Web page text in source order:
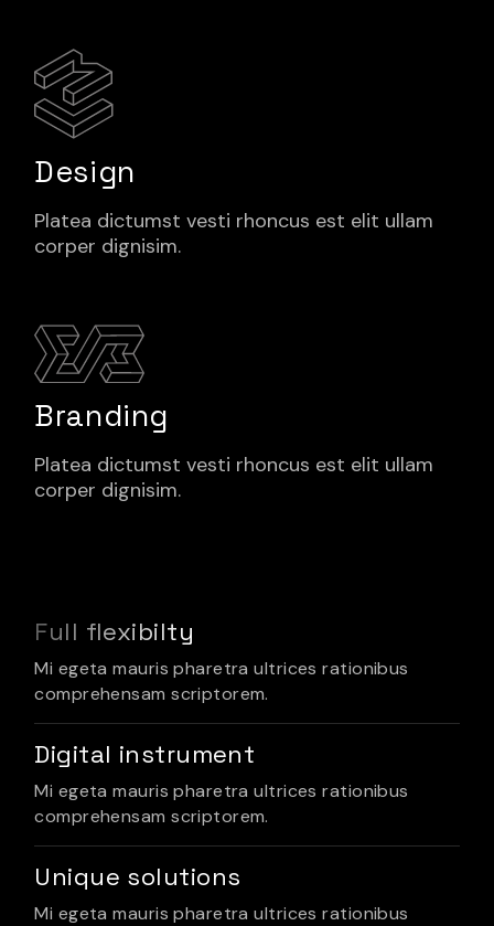
Design
Platea dictumst vesti rhoncus est elit ullam
corper dignisim.
Branding
Platea dictumst vesti rhoncus est elit ullam
corper dignisim.
Full flexibilty
Mi egeta mauris pharetra ultrices rationibus
comprehensam scriptorem.
Digital instrument
Mi egeta mauris pharetra ultrices rationibus
comprehensam scriptorem.
Unique solutions
Mi egeta mauris pharetra ultrices rationibus